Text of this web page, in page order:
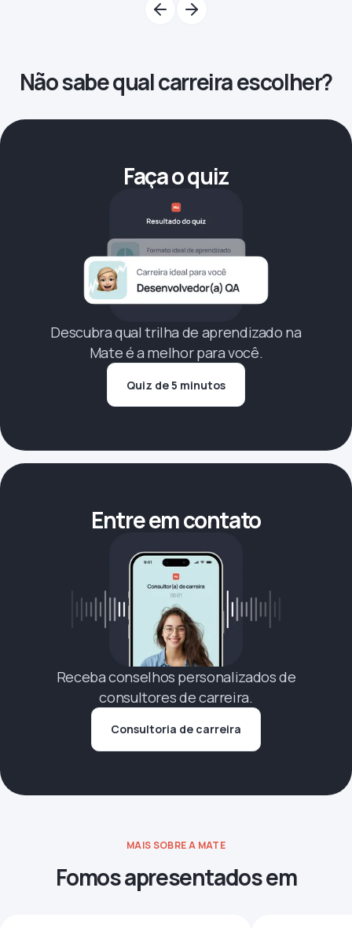
Não sabe qual carreira escolher?
Faça o quiz
Descubra qual trilha de aprendizado na
Mate é a melhor para você.
Quiz de 5 minutos
Entre em contato
Receba conselhos personalizados de
consultores de carreira.
Consultoria de carreira
MAIS SOBRE A MATE
Fomos apresentados em